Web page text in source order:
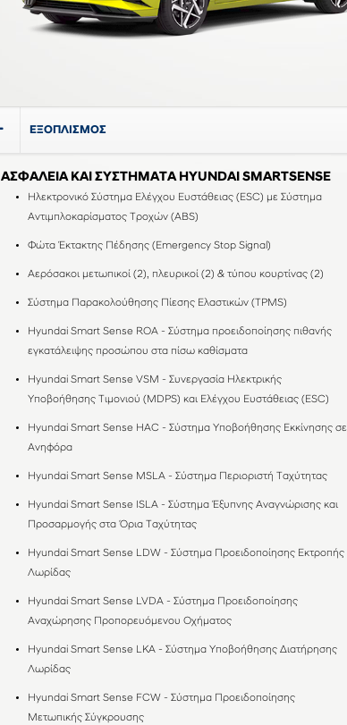
ΕΞΟΠΛΙΣΜΟΣ
ΑΣΦΑΛΕΙΑ ΚΑΙ ΣΥΣΤΗΜΑΤΑ HYUNDAI SMARTSENSE
Ηλεκτρονικό Σύστημα Ελέγχου Ευστάθειας (ESC) με Σύστημα
Αντιμπλοκαρίσματος Τροχών (ABS)
Φώτα Έκτακτης Πέδησης (Emergency Stop Signal)
Αερόσακοι μετωπικοί (2), πλευρικοί (2) & τύπου κουρτίνας (2)
Σύστημα Παρακολούθησης Πίεσης Ελαστικών (TPMS)
Hyundai Smart Sense ROA - Σύστημα προειδοποίησης πιθανής
εγκατάλειψης προσώπου στα πίσω καθίσματα
Hyundai Smart Sense VSM - Συνεργασία Ηλεκτρικής
Υποβοήθησης Τιμονιού (MDPS) και Ελέγχου Ευστάθειας (ESC)
Hyundai Smart Sense HAC - Σύστημα Υποβοήθησης Εκκίνησης σε
Ανηφόρα
Hyundai Smart Sense MSLA - Σύστημα Περιοριστή Ταχύτητας
Hyundai Smart Sense ISLΑ - Σύστημα Έξυπνης Αναγνώρισης και
Προσαρμογής στα Όρια Ταχύτητας
Hyundai Smart Sense LDW - Σύστημα Προειδοποίησης Εκτροπής
Λωρίδας
Hyundai Smart Sense LVDA - Σύστημα Προειδοποίησης
Αναχώρησης Προπορευόμενου Οχήματος
Hyundai Smart Sense LKA - Σύστημα Υποβοήθησης Διατήρησης
Λωρίδας
Hyundai Smart Sense FCW - Σύστημα Προειδοποίησης
Μετωπικής Σύγκρουσης